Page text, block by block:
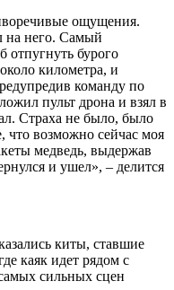
ощущения.
на него. Самый
отпугнуть бурого
километра, и
команду по
пульт дрона и взял в
Страха не было, было
что возможно сейчас моя
медведь, выдержав
и ушел», – делится
киты, ставшие
каяк идет рядом с
сильных сцен